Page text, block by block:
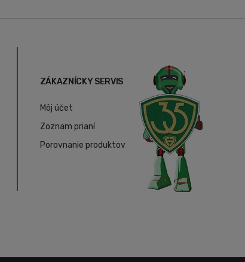
ZÁKAZNÍCKY SERVIS
Môj účet
Zoznam prianí
Porovnanie produktov